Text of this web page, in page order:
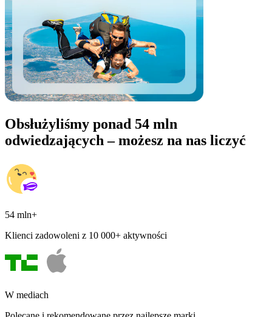
Obsłużyliśmy ponad 54 mln
odwiedzających – możesz na nas liczyć
54 mln+
Klienci zadowoleni z 10 000+ aktywności
W mediach